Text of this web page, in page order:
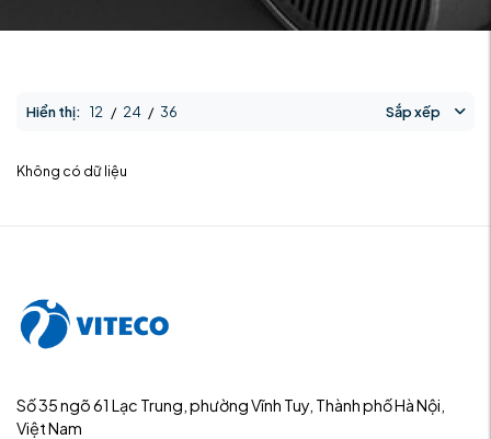
Hiển thị: 12 / 24 / 36 Sắp xếp
Không có dữ liệu
Số 35 ngõ 61 Lạc Trung, phường Vĩnh Tuy, Thành phố Hà Nội,
Việt Nam